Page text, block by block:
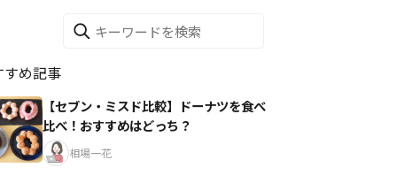
すめ記事
【セブン・ミスド比較】ドーナツを食べ
比べ！おすすめはどっち？
相場一花